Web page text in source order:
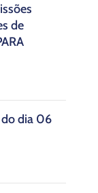
de
do dia 06